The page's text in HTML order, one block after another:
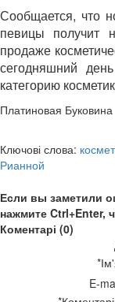
Сообщается, что
певицы получит
продаже
сегодняшний
категорию
Платиновая Буковина
Ключові слова:
Рианной
Если вы заметили
нажмите Ctrl+Enter,
Коментарі (0)
*
E-